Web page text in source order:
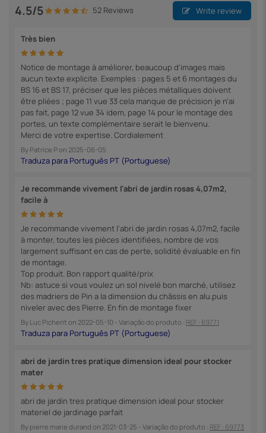
4.5/5 52 Reviews Write review
Très bien
Notice de montage à améliorer, beaucoup d'images mais
aucun texte explicite. Exemples : pages 5 et 6 montages du
BS 16 et BS 17, préciser que les pièces métalliques doivent
être pliées ; page 11 vue 33 cela manque de précision je n'ai
pas fait, page 12 vue 34 idem, page 14 pour le montage des
portes, un texte complémentaire serait le bienvenu.
Merci de votre expertise. Cordialement
By Patrice Pon 2025-06-05
Je recommande vivement l'abri de jardin rosas 4,07m2,
facile à
Je recommande vivement l'abri de jardin rosas 4,07m2, facile
à monter, toutes les pièces identifiées, nombre de vos
largement suffisant en cas de perte, solidité évaluable en fin
de montage.
Top produit. Bon rapport qualité/prix
Nb: astuce si vous voulez un sol nivelé bon marché, utilisez
des madriers de Pin a la dimension du châssis en alu.puis
niveler avec des Pierre. En fin de montage fixer
By Luc Picherit on 2022-05-10 - Variação do produto : REF : 69771
abri de jardin tres pratique dimension ideal pour stocker
mater
abri de jardin tres pratique dimension ideal pour stocker
materiel de jardinage parfait
By pierre marie durand on 2021-03-25 - Variação do produto : REF : 69773